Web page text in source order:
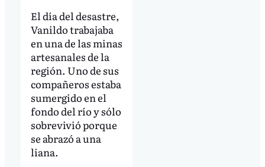
El día del desastre,
Vanildo trabajaba
en una de las minas
artesanales de la
región. Uno de sus
compañeros estaba
sumergido en el
fondo del río y sólo
sobrevivió porque
se abrazó a una
liana.